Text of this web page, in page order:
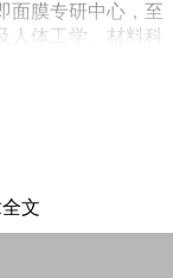
面膜专研中心，至
人体工学、材料科
文